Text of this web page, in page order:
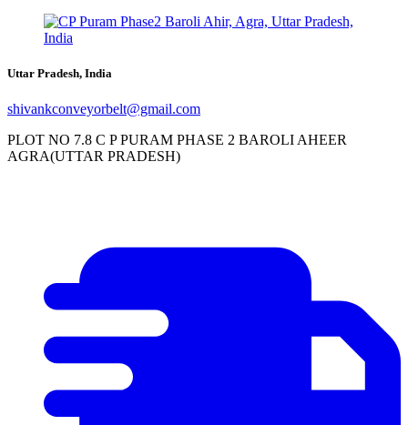
Uttar Pradesh, India
shivankconveyorbelt@gmail.com
PLOT NO 7.8 C P PURAM PHASE 2 BAROLI AHEER
AGRA(UTTAR PRADESH)